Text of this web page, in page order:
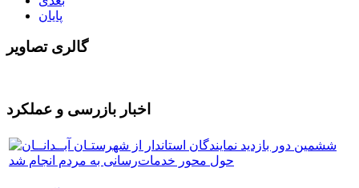
پایان
گالری تصاویر
اخبار بازرسی و عملکرد